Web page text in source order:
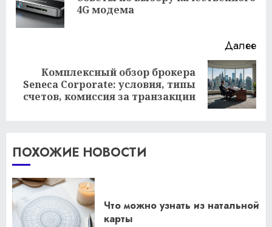
4G модема
Далее
Следующая
запись:
Комплексный обзор брокера
Seneca Corporate: условия, типы
счетов, комиссия за транзакции
ПОХОЖИЕ НОВОСТИ
Что можно узнать из натальной
карты